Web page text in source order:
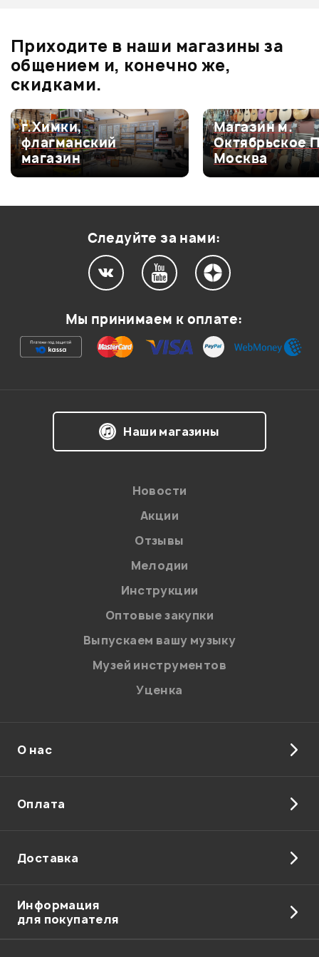
Оценка
Оценка3
0
Оценка2
0
Оценка1 0
Мой отзыв о товаре
Впечатления о товаре:
на обработку персональных данных в
персональных данных.
Введите проверочное число:
Приходите в наши магазины за
общением и, конечно же,
скидками.
г.Химки,
флагманский
магазин
Магазин м.
Октябрьское
Москва
Следуйте за нами:
Мы принимаем к оплате:
Наши магазины
Новости
Акции
Отзывы
Мелодии
Инструкции
Оптовые закупки
Выпускаем вашу музыку
Музей инструментов
Уценка
О нас
Оплата
Доставка
Информация
для покупателя